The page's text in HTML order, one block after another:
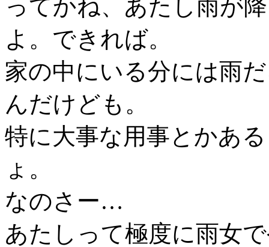
ってかね、あたし雨が
よ。できれば。
家の中にいる分には雨
んだけども。
特に大事な用事とかあ
ょ。
なのさー…
あたしって極度に雨女